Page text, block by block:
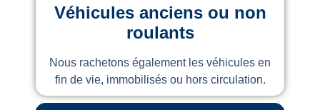
Véhicules anciens ou non
roulants
Nous rachetons également les véhicules en
fin de vie, immobilisés ou hors circulation.